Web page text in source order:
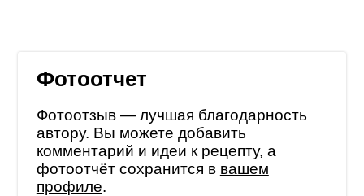
Фотоотчет
Фотоотзыв — лучшая благодарность
автору. Вы можете добавить
комментарий и идеи к рецепту, а
фотоотчёт сохранится в вашем
профиле.